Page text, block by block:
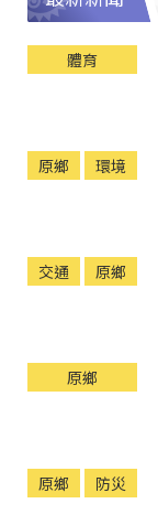
體育
原鄉 環境
交通 原鄉
原鄉
原鄉 防災